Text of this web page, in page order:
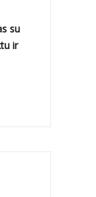
su
ir